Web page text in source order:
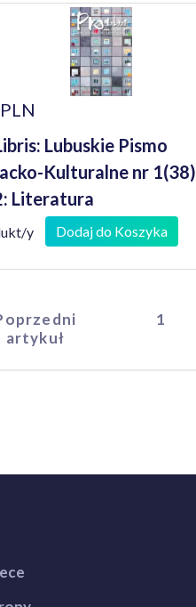
Lubuskie Pismo
Kulturalne nr 1(38)
Literatura
y Dodaj do Koszyka
artykuł
1